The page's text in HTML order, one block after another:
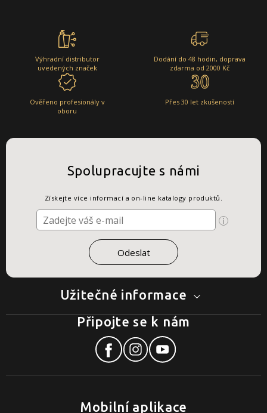
Výhradní distributor
uvedených značek
Dodání do 48 hodin, doprava
zdarma od 2000 Kč
Ověřeno profesionály v
oboru
Přes 30 let zkušeností
Užitečné informace
Spolupracujte s námi
Získejte více informací a on-line katalogy produktů.
Mobilní aplikace
Připojte se k nám